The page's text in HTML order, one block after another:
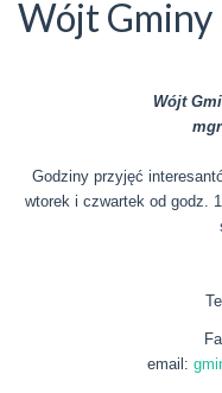
Wójt Gminy
Wójt
Godziny przyjęć
wtorek i czwartek od godz.
email: